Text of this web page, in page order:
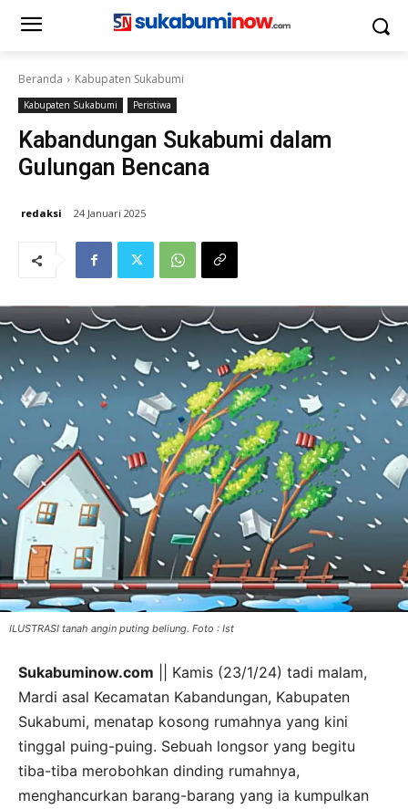
Beranda Kabupaten Sukabumi
Kabupaten Sukabumi Peristiwa
Kabandungan Sukabumi dalam
Gulungan Bencana
redaksi 24 Januari 2025
ILUSTRASI tanah angin puting beliung. Foto : Ist
Sukabuminow.com || Kamis (23/1/24) tadi malam,
Mardi asal Kecamatan Kabandungan, Kabupaten
Sukabumi, menatap kosong rumahnya yang kini
tinggal puing-puing. Sebuah longsor yang begitu
tiba-tiba merobohkan dinding rumahnya,
menghancurkan barang-barang yang ia kumpulkan